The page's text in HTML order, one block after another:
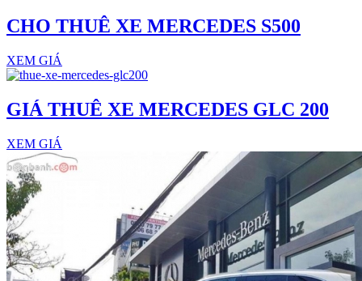
CHO THUÊ XE MERCEDES S500
XEM GIÁ
GIÁ THUÊ XE MERCEDES GLC 200
XEM GIÁ